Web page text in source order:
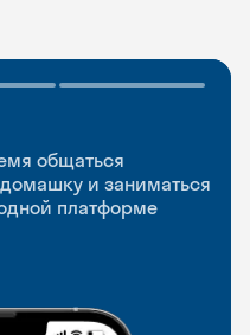
общаться
и заниматься
платформе
новые слова где
практики
преподавателями